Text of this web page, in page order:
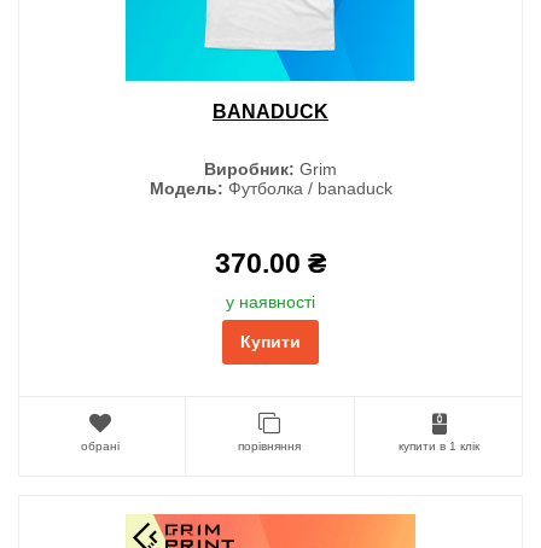
BANADUCK
Виробник: Grim
Модель: Футболка / banaduck
370.00 ₴
у наявності
Купити
обрані порівняння купити в 1 клік